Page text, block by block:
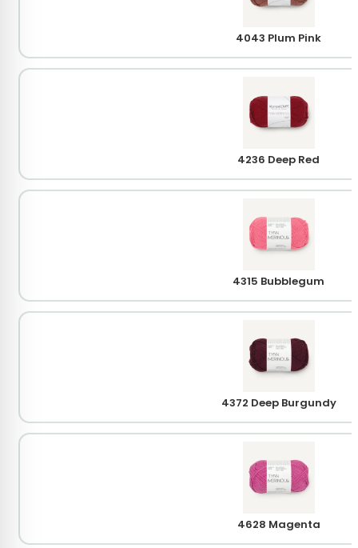
4043 Plum Pink
4236 Deep Red
4315 Bubblegum
4372 Deep Burgundy
4628 Magenta